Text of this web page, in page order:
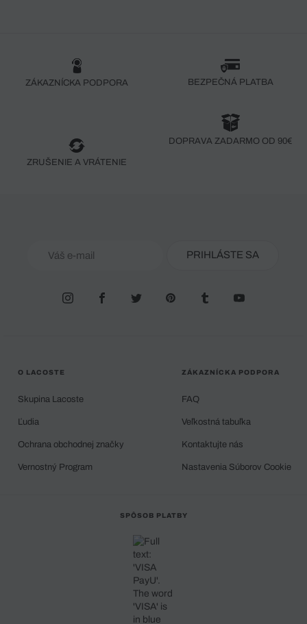
ZÁKAZNÍCKA PODPORA BEZPEČNÁ PLATBA
ZRUŠENIE A VRÁTENIE
DOPRAVA ZADARMO OD 90€
PRIHLÁSTE SA
O LACOSTE
Skupina Lacoste
Ľudia
Ochrana obchodnej značky
Vernostný Program
ZÁKAZNÍCKA PODPORA
FAQ
Veľkostná tabuľka
Kontaktujte nás
Nastavenia Súborov Cookie
SPÔSOB PLATBY